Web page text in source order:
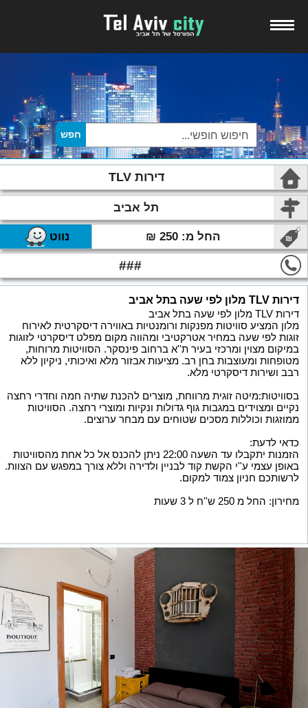
דירות TLV
תל אביב
החל מ: 250 ₪ נווט
###
דירות TLV מלון לפי שעה בתל אביב
דירות TLV מלון לפי שעה בתל אביב
מלון המציע סוויטות מפנקות ורומנטיות באווירה דיסקרטית לאירוח
זוגות לפי שעה במחיר אטרקטיבי ומהווה מקום מפלט דיסקרטי לזוגות
במיקום מצוין ומרכזי בעיר ת''א ברחוב פינסקר. הסוויטות מרוחות,
מטופחות ומעוצבות בחן רב. מציעות אבזור מלא ואיכותי, ניקיון ללא
רבב ושירות דיסקרטי מלא.
בסוויטות:מיטה זוגית מרווחת, מוצרים להכנת שתיה חמה וחדרי רחצה
נקיים ומצוידים במגבות גוף גדולות ונקיות ומוצרי רחצה. הסוויטות
ממוזגות וכוללות מסכים שטוחים עם מבחר ערוצים.
כדאי לדעת:
הזמנות יתקבלו עד השעה 22:00 ניתן להכנס אל כל אחת מהסוויטות
באופן עצמי ע''י הקשת קוד לבניין ולדירה וללא צורך במפגש עם הצוות.
לרשותכם חניון צמוד למקום.
מחירון: החל מ 250 ש''ח ל 3 שעות